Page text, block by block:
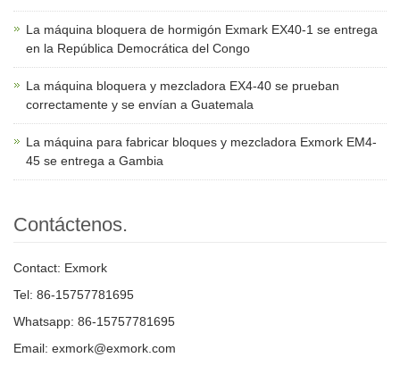
La máquina bloquera de hormigón Exmark EX40-1 se entrega
en la República Democrática del Congo
La máquina bloquera y mezcladora EX4-40 se prueban
correctamente y se envían a Guatemala
La máquina para fabricar bloques y mezcladora Exmork EM4-
45 se entrega a Gambia
Contáctenos.
Contact: Exmork
Tel: 86-15757781695
Whatsapp: 86-15757781695
Email: exmork@exmork.com